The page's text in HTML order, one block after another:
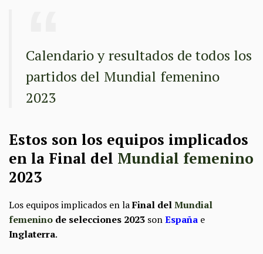
Calendario y resultados de todos los
partidos del Mundial femenino
2023
Estos son los equipos implicados
en la Final del Mundial femenino
2023
Los equipos implicados en laFinal delMundial
femenino de selecciones 2023 sonEspaña e
Inglaterra.